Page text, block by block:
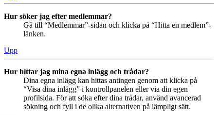
Hur söker jag efter medlemmar?
Gå till “Medlemmar”-sidan och klicka på “Hitta en medlem”-
länken.
Upp
Hur hittar jag mina egna inlägg och trådar?
Dina egna inlägg kan hittas antingen genom att klicka på
“Visa dina inlägg” i kontrollpanelen eller via din egen
profilsida. För att söka efter dina trådar, använd avancerad
sökning och fyll i de olika alternativen på lämpligt sätt.